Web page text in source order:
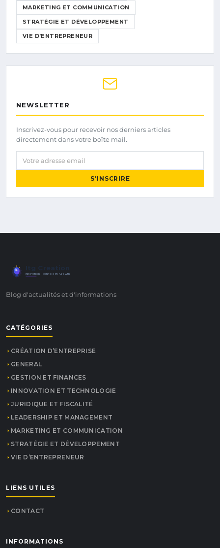
MARKETING ET COMMUNICATION
STRATÉGIE ET DÉVELOPPEMENT
VIE D’ENTREPRENEUR
NEWSLETTER
Inscrivez-vous pour recevoir nos derniers articles
directement dans votre boîte mail.
Votre adresse email
S'INSCRIRE
Itg Creation
Innovation · Technology · Growth
Blog d'actualités et d'informations
CATÉGORIES
CRÉATION D’ENTREPRISE
GENERAL
GESTION ET FINANCES
INNOVATION ET TECHNOLOGIE
JURIDIQUE ET FISCALITÉ
LEADERSHIP ET MANAGEMENT
MARKETING ET COMMUNICATION
STRATÉGIE ET DÉVELOPPEMENT
VIE D’ENTREPRENEUR
LIENS UTILES
CONTACT
INFORMATIONS